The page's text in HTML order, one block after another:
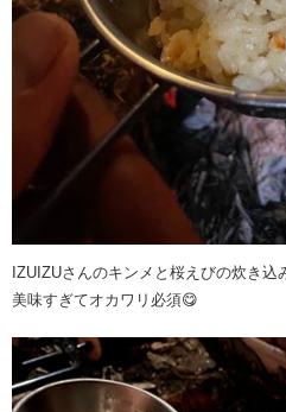
IZUIZUさんのキンメと桜えびの炊き込
美味すぎてオカワリ必須😋